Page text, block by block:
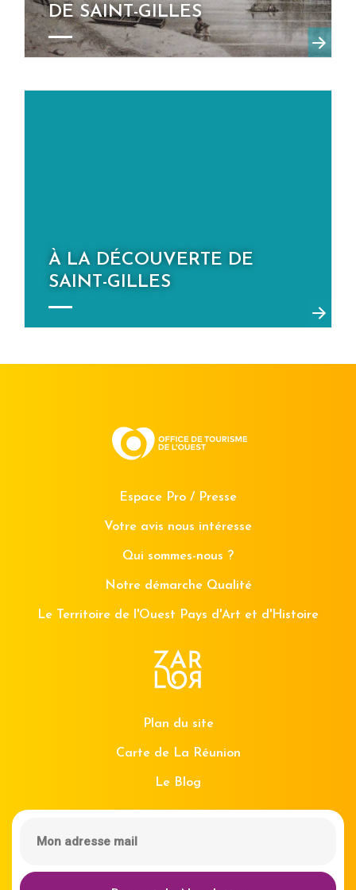
DE SAINT-GILLES
À LA DÉCOUVERTE DE
SAINT-GILLES
Espace Pro / Presse
Votre avis nous intéresse
Qui sommes-nous ?
Notre démarche Qualité
Le Territoire de l'Ouest Pays d'Art et d'Histoire
Plan du site
Carte de La Réunion
Le Blog